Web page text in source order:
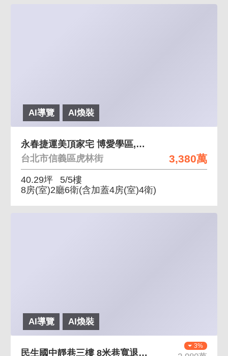
AI導覽 AI煥裝
3,380萬
永春捷運美頂家宅 博愛學區,生活機能便利
台北市信義區虎林街
40.29坪
5/5樓
8房(室)2廳6衛(含加蓋4房(室)4衛)
AI導覽 AI煥裝
3%
民生國中靜巷三樓 8米巷寬退縮人行道、靜巷住宅